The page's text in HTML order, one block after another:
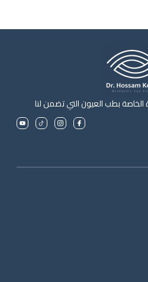
الخاصة بطب العيون التي تضمن لنا